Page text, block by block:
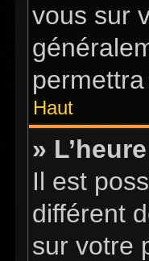
vous sur
Haut
»
Il est
différent
sur votre